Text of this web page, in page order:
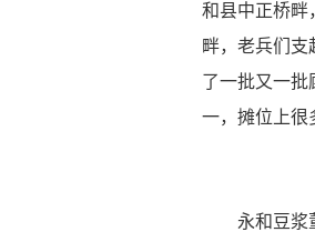
和县中正桥畔
畔，老兵们支
了一批又一批
一，摊位上很
永和豆浆